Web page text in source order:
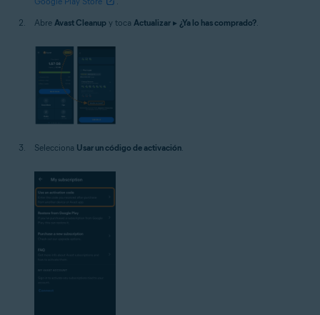
Abre Avast Cleanup y toca Actualizar ▸ ¿Ya lo has comprado?.
Selecciona Usar un código de activación